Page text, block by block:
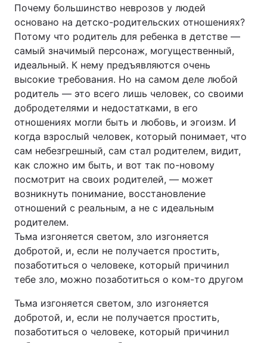
Почему большинство неврозов у людей
основано на детско-родительских отношениях?
Потому что родитель для ребенка в детстве —
самый значимый персонаж, могущественный,
идеальный. К нему предъявляются очень
высокие требования. Но на самом деле любой
родитель — это всего лишь человек, со своими
добродетелями и недостатками, в его
отношениях могли быть и любовь, и эгоизм. И
когда взрослый человек, который понимает, что
сам небезгрешный, сам стал родителем, видит,
как сложно им быть, и вот так по-новому
посмотрит на своих родителей, — может
возникнуть понимание, восстановление
отношений с реальным, а не с идеальным
родителем.
Тьма изгоняется светом, зло изгоняется
добротой, и, если не получается простить,
позаботиться о человеке, который причинил
тебе зло, можно позаботиться о ком-то другом
Тьма изгоняется светом, зло изгоняется
добротой, и, если не получается простить,
позаботиться о человеке, который причинил